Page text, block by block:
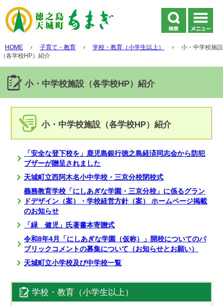
HOME › 子育て・教育 › 学校・教育（小学生以上） ›
小・中学校施設
（各学校HP）紹介
小・中学校施設（各学校HP）紹介
小・中学校施設（各学校HP）紹介
「安全な登下校を」鹿児島銀行徳之島経済同志会から防犯
ブザーが贈呈されました
天城町立西阿木名小中学校・三京分校閉校式
義務教育学校「にしあぎな学園・三京分校」に係るグラン
ドデザイン（案）・学校経営方針（案） ホームページ掲載
のお知らせ
「緑 健児」氏著書本寄贈式
令和8年4月「にしあぎな学園（仮称）」開校についてのパ
ブリックコメントの募集について（お知らせとお願い）
天城町立小学校及び中学校一覧
学校・教育（小学生以上）